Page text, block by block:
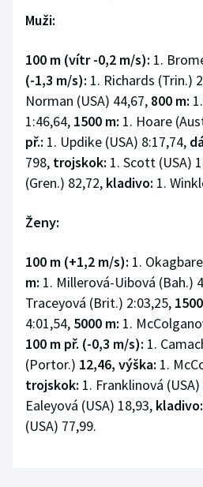
Moderní pětiboj
Motorsport
Olympijské hry
Parasport
Plavání
Plážový volejbal
Ragby
Rychlobruslení
Rychlostní kanoistika
Short track
Sportovní střelba
Muži:
100 m (vítr -0,2 m/s): 1.
(-1,3 m/s): 1. Richards (Trin.)
Norman (USA) 44,67, 800 m:
1:46,64, 1500 m: 1. Hoare
př.: 1. Updike (USA) 8:17,74,
798, trojskok: 1. Scott (USA)
(Gren.) 82,72, kladivo: 1.
Ženy:
100 m (+1,2 m/s): 1.
m: 1. Millerová-Uibová (Bah.)
Traceyová (Brit.) 2:03,25,
4:01,54, 5000 m: 1.
100 m př. (-0,3 m/s): 1.
(Portor.) 12,46, výška: 1.
trojskok: 1. Franklinová
Ealeyová (USA) 18,93, kladivo:
(USA) 77,99.